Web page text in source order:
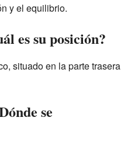
y el equilibrio.
es su posición?
situado en la parte trasera
se